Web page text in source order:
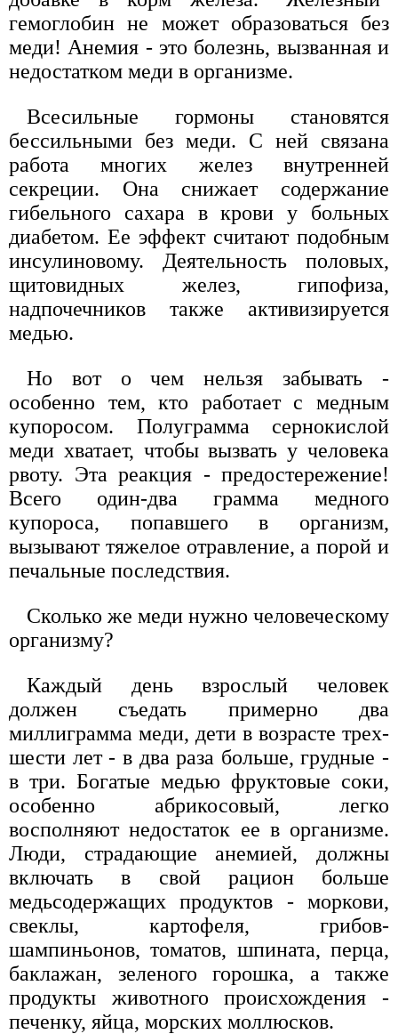
гемоглобин не может образоваться без
меди! Анемия - это болезнь, вызванная и
недостатком меди в организме.
Всесильные гормоны становятся
бессильными без меди. С ней связана
работа многих желез внутренней
секреции. Она снижает содержание
гибельного сахара в крови у больных
диабетом. Ее эффект считают подобным
инсулиновому. Деятельность половых,
щитовидных желез, гипофиза,
надпочечников также активизируется
медью.
Но вот о чем нельзя забывать -
особенно тем, кто работает с медным
купоросом. Полуграмма сернокислой
меди хватает, чтобы вызвать у человека
рвоту. Эта реакция - предостережение!
Всего один-два грамма медного
купороса, попавшего в организм,
вызывают тяжелое отравление, а порой и
печальные последствия.
Сколько же меди нужно человеческому
организму?
Каждый день взрослый человек
должен съедать примерно два
миллиграмма меди, дети в возрасте трех-
шести лет - в два раза больше, грудные -
в три. Богатые медью фруктовые соки,
особенно абрикосовый, легко
восполняют недостаток ее в организме.
Люди, страдающие анемией, должны
включать в свой рацион больше
медьсодержащих продуктов - моркови,
свеклы, картофеля, грибов-
шампиньонов, томатов, шпината, перца,
баклажан, зеленого горошка, а также
продукты животного происхождения -
печенку, яйца, морских моллюсков.